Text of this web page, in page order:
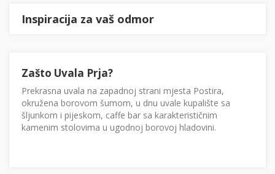
Inspiracija za vaš odmor
Zašto Uvala Prja?
Prekrasna uvala na zapadnoj strani mjesta Postira,
okružena borovom šumom, u dnu uvale kupalište sa
šljunkom i pijeskom, caffe bar sa karakterističnim
kamenim stolovima u ugodnoj borovoj hladovini.